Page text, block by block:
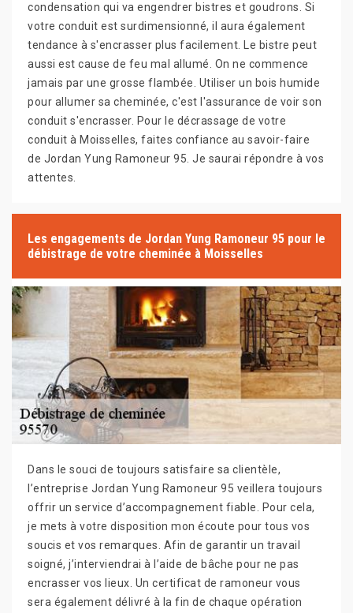
condensation qui va engendrer bistres et goudrons. Si
votre conduit est surdimensionné, il aura également
tendance à s'encrasser plus facilement. Le bistre peut
aussi est cause de feu mal allumé. On ne commence
jamais par une grosse flambée. Utiliser un bois humide
pour allumer sa cheminée, c'est l'assurance de voir son
conduit s'encrasser. Pour le décrassage de votre
conduit à Moisselles, faites confiance au savoir-faire
de Jordan Yung Ramoneur 95. Je saurai répondre à vos
attentes.
Les engagements de Jordan Yung Ramoneur 95 pour le
débistrage de votre cheminée à Moisselles
Dans le souci de toujours satisfaire sa clientèle,
l’entreprise Jordan Yung Ramoneur 95 veillera toujours
offrir un service d’accompagnement fiable. Pour cela,
je mets à votre disposition mon écoute pour tous vos
soucis et vos remarques. Afin de garantir un travail
soigné, j’interviendrai à l’aide de bâche pour ne pas
encrasser vos lieux. Un certificat de ramoneur vous
sera également délivré à la fin de chaque opération